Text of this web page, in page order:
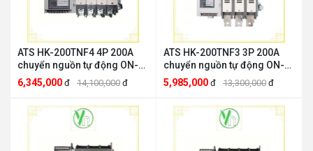
ATS HK-200TNF4 4P 200A
chuyển nguồn tự động ON-
OFF-ON HANKWANGHK
HANKWANG HK-200TNF4
6,345,000 đ 14,100,000 đ
ATS HK-200TNF3 3P 200A
chuyển nguồn tự động ON-
OFF-ON HANKWANGHK
HANKWANG HK-200TNF3
5,985,000 đ 13,300,000 đ